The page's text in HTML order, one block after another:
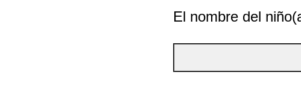
El nombre del